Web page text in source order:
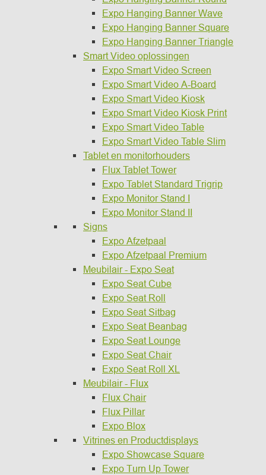
Expo Hanging Banner Wave
Expo Hanging Banner Square
Expo Hanging Banner Triangle
Smart Video oplossingen
Expo Smart Video Screen
Expo Smart Video A-Board
Expo Smart Video Kiosk
Expo Smart Video Kiosk Print
Expo Smart Video Table
Expo Smart Video Table Slim
Tablet en monitorhouders
Flux Tablet Tower
Expo Tablet Standard Trigrip
Expo Monitor Stand I
Expo Monitor Stand II
Signs
Expo Afzetpaal
Expo Afzetpaal Premium
Meubilair - Expo Seat
Expo Seat Cube
Expo Seat Roll
Expo Seat Sitbag
Expo Seat Beanbag
Expo Seat Lounge
Expo Seat Chair
Expo Seat Roll XL
Meubilair - Flux
Flux Chair
Flux Pillar
Expo Blox
Vitrines en Productdisplays
Expo Showcase Square
Expo Turn Up Tower